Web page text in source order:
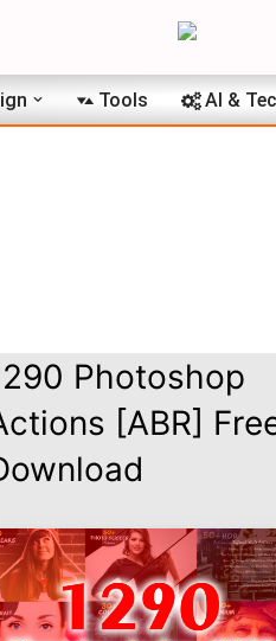
Tools AI &
Photoshop
[ABR]